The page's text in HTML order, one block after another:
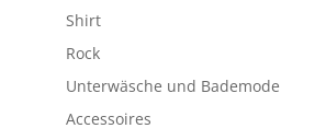
Shirt
Rock
Unterwäsche und Bademode
Accessoires